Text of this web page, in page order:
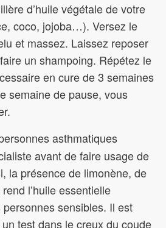
d’huile végétale de votre
coco, jojoba…). Versez le
et massez. Laissez reposer
un shampoing. Répétez le
en cure de 3 semaines
semaine de pause, vous
asthmatiques
avant de faire usage de
la présence de limonène, de
l’huile essentielle
sensibles. Il est
test dans le creux du coude